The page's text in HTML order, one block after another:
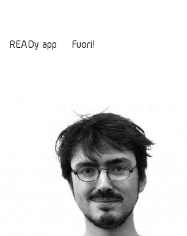
READy app Fuori!